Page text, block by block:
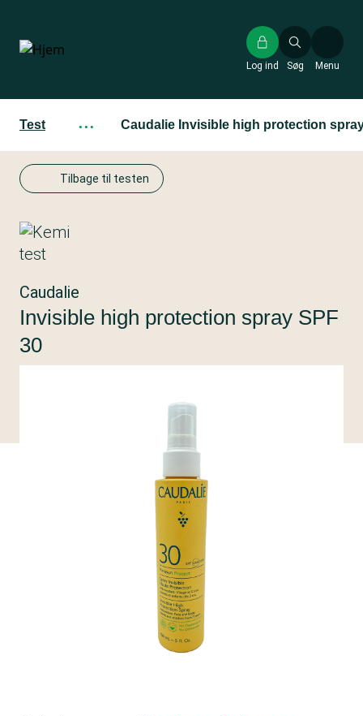
hovedindhold
Søg
Log ind Menu
Test ··· Caudalie Invisible high protection
Tilbage til testen
Caudalie
Invisible high protection spray SPF
30